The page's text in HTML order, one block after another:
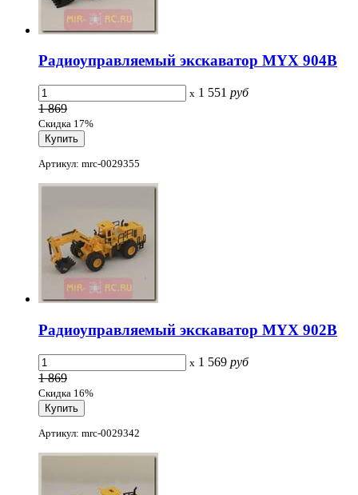
Радиоуправляемый экскаватор MYX 904B
x 1 551 руб
1 869
Скидка 17%
Артикул: mrc-0029355
Радиоуправляемый экскаватор MYX 902B
x 1 569 руб
1 869
Скидка 16%
Артикул: mrc-0029342